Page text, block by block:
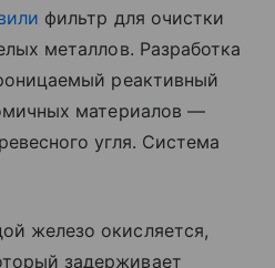
фильтр для очистки
металлов. Разработка
реактивный
материалов —
угля. Система
железо окисляется,
задерживает